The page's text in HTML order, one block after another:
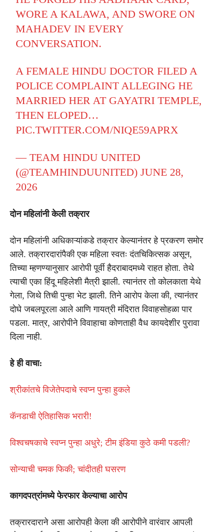
WORE A KALAWA, AND SWORE ON
MAHADEV IN EVERY
CONVERSATION.
A FEMALE HINDU DOCTOR FILED A
POLICE COMPLAINT ALLEGING HE
MARRIED HER AT GAYATRI TEMPLE,
THEN ELOPED…
PIC.TWITTER.COM/NIQE59APRX
— TEAM HINDU UNITED
(@TEAMHINDUUNITED)JUNE 28,
2026
दोन महिलांनी केली तक्रार
दोन महिलांनी अधिकाऱ्यांकडे तक्रार केल्यानंतर हे प्रकरण समोर
आले. तक्रारदारांपैकी एक महिला स्वतः दंतचिकित्सक असून,
तिच्या म्हणण्यानुसार आरोपी पूर्वी हैदराबादमध्ये राहत होता. तेथे
त्याची एका हिंदू महिलेशी मैत्री झाली. त्यानंतर तो कोलकाता येथे
गेला, जिथे तिची पुन्हा भेट झाली. तिने आरोप केला की, त्यानंतर
दोघे जबलपूरला आले आणि गायत्री मंदिरात विवाहसोहळा पार
पडला. मात्र, आरोपीने विवाहाचा कोणताही वैध कायदेशीर पुरावा
दिला नाही.
हे ही वाचा:
श्रीकांतचे विजेतेपदाचे स्वप्न पुन्हा हुकले
कॅनडाची ऐतिहासिक भरारी!
विश्वचषकाचे स्वप्न पुन्हा अधुरे; टीम इंडिया कुठे कमी पडली?
सोन्याची चमक फिकी; चांदीतही घसरण
कागदपत्रांमध्ये फेरफार केल्याचा आरोप
तक्रारदाराने असा आरोपही केला की आरोपीने वारंवार आपली